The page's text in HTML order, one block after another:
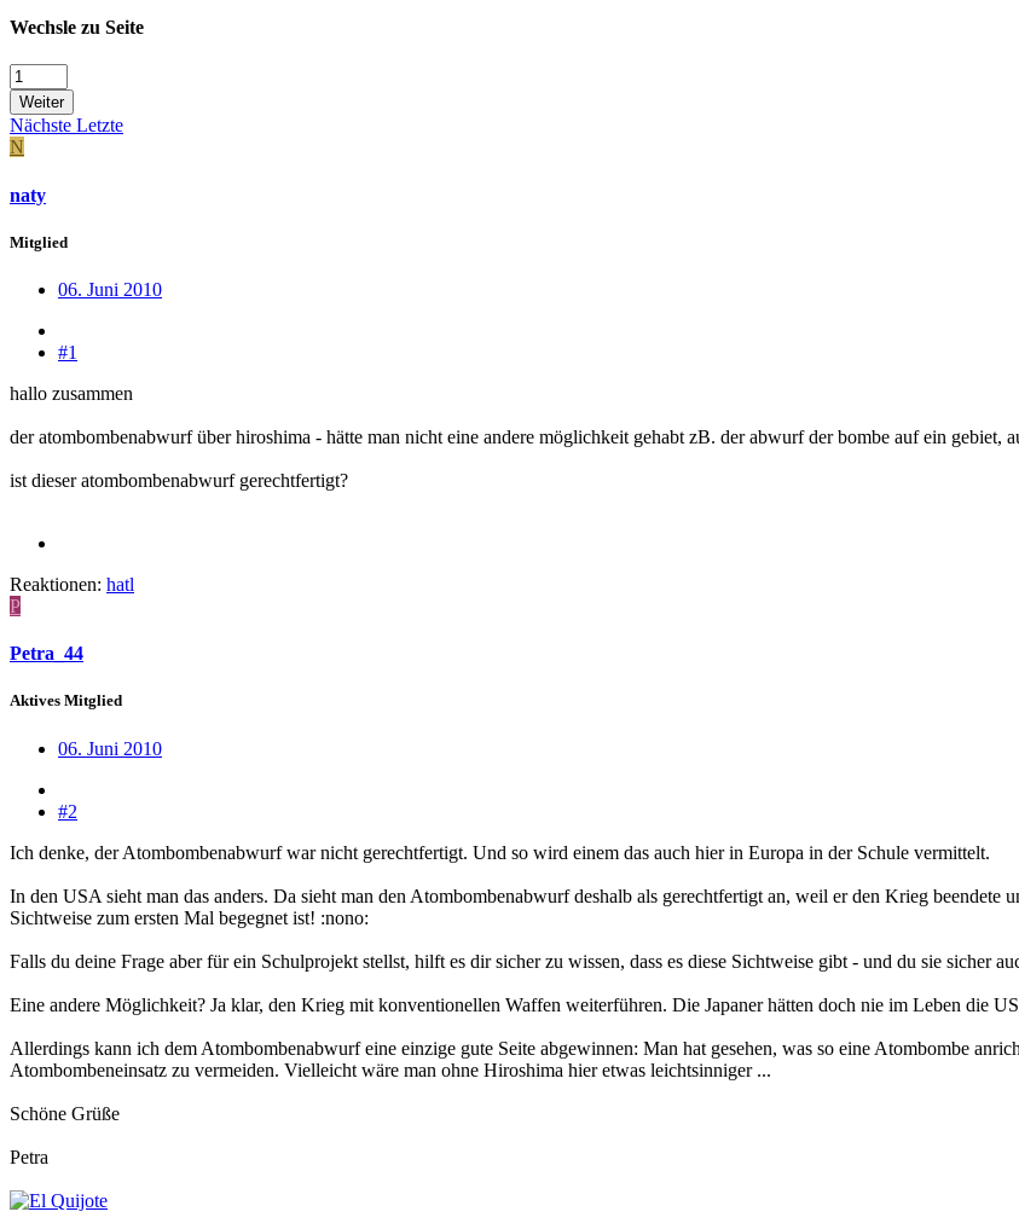
Wechsle zu Seite
Weiter
Nächste Letzte
N
naty
Mitglied
06. Juni 2010
#1
hallo zusammen
der atombombenabwurf über hiroshima - hätte man nicht eine andere möglichkeit gehabt zB. der abwurf der bombe auf ein gebiet,
ist dieser atombombenabwurf gerechtfertigt?
Reaktionen: hatl
P
Petra_44
Aktives Mitglied
06. Juni 2010
#2
Ich denke, der Atombombenabwurf war nicht gerechtfertigt. Und so wird einem das auch hier in Europa in der Schule vermittelt.
In den USA sieht man das anders. Da sieht man den Atombombenabwurf deshalb als gerechtfertigt an, weil er den Krieg beendete
Sichtweise zum ersten Mal begegnet ist! :nono:
Falls du deine Frage aber für ein Schulprojekt stellst, hilft es dir sicher zu wissen, dass es diese Sichtweise gibt - und du sie sicher
Eine andere Möglichkeit? Ja klar, den Krieg mit konventionellen Waffen weiterführen. Die Japaner hätten doch nie im Leben die
Allerdings kann ich dem Atombombenabwurf eine einzige gute Seite abgewinnen: Man hat gesehen, was so eine Atombombe
Atombombeneinsatz zu vermeiden. Vielleicht wäre man ohne Hiroshima hier etwas leichtsinniger ...
Schöne Grüße
Petra